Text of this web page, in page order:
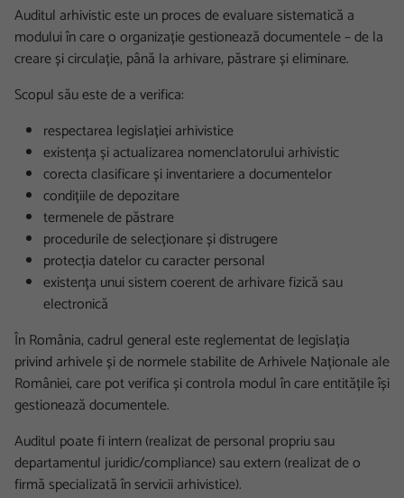
Auditul arhivistic este un proces de evaluare sistematică a
modului în care o organizație gestionează documentele – de la
creare și circulație, până la arhivare, păstrare și eliminare.
Scopul său este de a verifica:
respectarea legislației arhivistice
existența și actualizarea nomenclatorului arhivistic
corecta clasificare și inventariere a documentelor
condițiile de depozitare
termenele de păstrare
procedurile de selecționare și distrugere
protecția datelor cu caracter personal
existența unui sistem coerent de arhivare fizică sau
electronică
În România, cadrul general este reglementat de legislația
privind arhivele și de normele stabilite de Arhivele Naționale ale
României, care pot verifica și controla modul în care entitățile își
gestionează documentele.
Auditul poate fi intern (realizat de personal propriu sau
departamentul juridic/compliance) sau extern (realizat de o
firmă specializată în servicii arhivistice).